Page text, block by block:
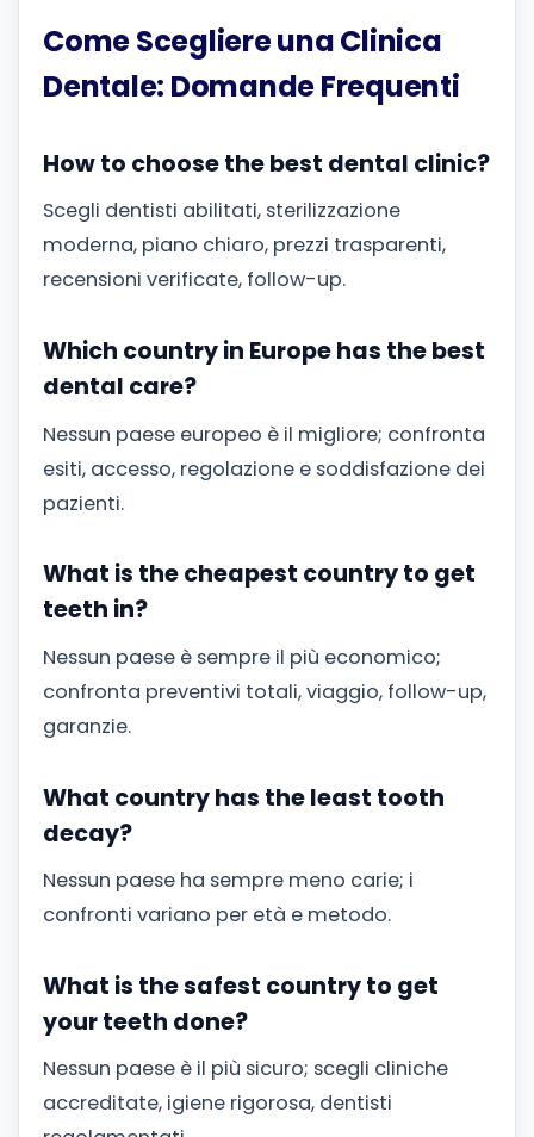
Come Scegliere una Clinica
Dentale: Domande Frequenti
How to choose the best dental clinic?
Scegli dentisti abilitati, sterilizzazione
moderna, piano chiaro, prezzi trasparenti,
recensioni verificate, follow-up.
Which country in Europe has the best
dental care?
Nessun paese europeo è il migliore; confronta
esiti, accesso, regolazione e soddisfazione dei
pazienti.
What is the cheapest country to get
teeth in?
Nessun paese è sempre il più economico;
confronta preventivi totali, viaggio, follow-up,
garanzie.
What country has the least tooth
decay?
Nessun paese ha sempre meno carie; i
confronti variano per età e metodo.
What is the safest country to get
your teeth done?
Nessun paese è il più sicuro; scegli cliniche
accreditate, igiene rigorosa, dentisti